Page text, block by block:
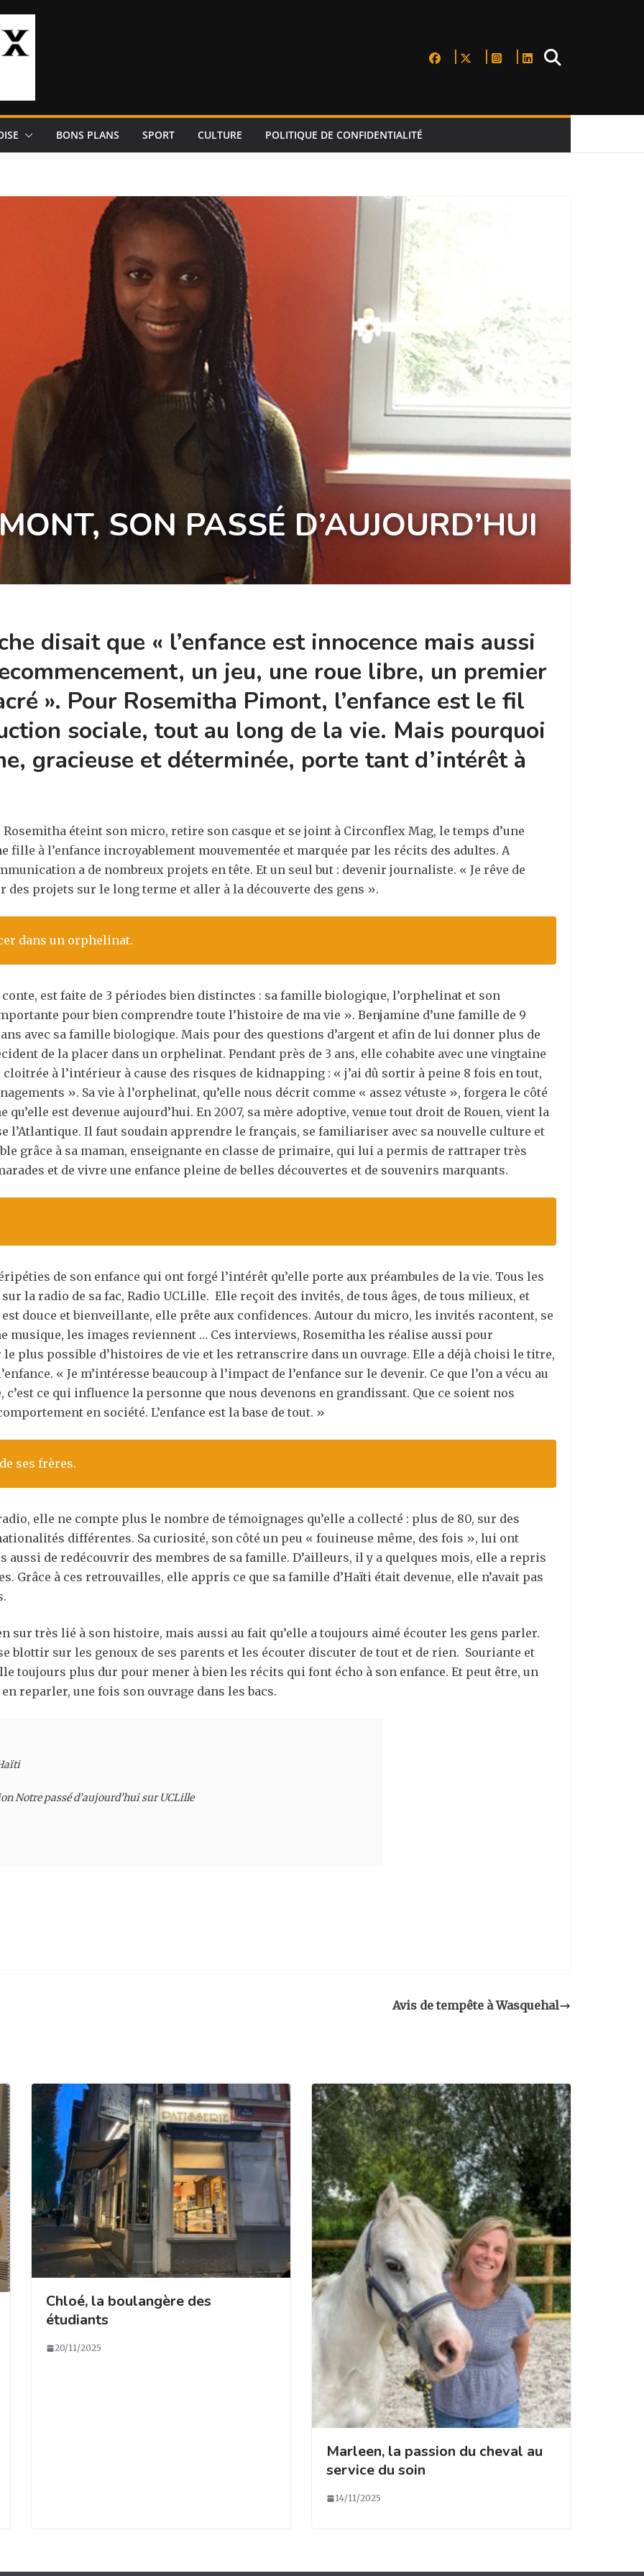
BONS PLANS SPORT CULTURE POLITIQUE DE CONFIDENTIALITÉ
SON PASSÉ D’AUJOURD’HUI
disait que « l’enfance est innocence mais aussi
un jeu, une roue libre, un premier
». Pour Rosemitha Pimont, l’enfance est le fil
sociale, tout au long de la vie. Mais pourquoi
gracieuse et déterminée, porte tant d’intérêt à
Rosemitha éteint son micro, retire son casque et se joint à Circonflex Mag, le temps d’une
fille à l’enfance incroyablement mouvementée et marquée par les récits des adultes. A
a de nombreux projets en tête. Et un seul but : devenir journaliste. « Je rêve de
projets sur le long terme et aller à la découverte des gens ».
dans un orphelinat.
conte, est faite de 3 périodes bien distinctes : sa famille biologique, l’orphelinat et son
pour bien comprendre toute l’histoire de ma vie ». Benjamine d’une famille de 9
avec sa famille biologique. Mais pour des questions d’argent et afin de lui donner plus de
de la placer dans un orphelinat. Pendant près de 3 ans, elle cohabite avec une vingtaine
à l’intérieur à cause des risques de kidnapping : « j’ai dû sortir à peine 8 fois en tout,
». Sa vie à l’orphelinat, qu’elle nous décrit comme « assez vétuste », forgera le côté
est devenue aujourd’hui. En 2007, sa mère adoptive, venue tout droit de Rouen, vient la
l’Atlantique. Il faut soudain apprendre le français, se familiariser avec sa nouvelle culture et
grâce à sa maman, enseignante en classe de primaire, qui lui a permis de rattraper très
et de vivre une enfance pleine de belles découvertes et de souvenirs marquants.
de son enfance qui ont forgé l’intérêt qu’elle porte aux préambules de la vie. Tous les
la radio de sa fac, Radio UCLille. Elle reçoit des invités, de tous âges, de tous milieux, et
est douce et bienveillante, elle prête aux confidences. Autour du micro, les invités racontent, se
musique, les images reviennent … Ces interviews, Rosemitha les réalise aussi pour
plus possible d’histoires de vie et les retranscrire dans un ouvrage. Elle a déjà choisi le titre,
« Je m’intéresse beaucoup à l’impact de l’enfance sur le devenir. Ce que l’on a vécu au
ce qui influence la personne que nous devenons en grandissant. Que ce soient nos
en société. L’enfance est la base de tout. »
ses frères.
elle ne compte plus le nombre de témoignages qu’elle a collecté : plus de 80, sur des
nationalités différentes. Sa curiosité, son côté un peu « fouineuse même, des fois », lui ont
de redécouvrir des membres de sa famille. D’ailleurs, il y a quelques mois, elle a repris
Grâce à ces retrouvailles, elle appris ce que sa famille d’Haïti était devenue, elle n’avait pas
sur très lié à son histoire, mais aussi au fait qu’elle a toujours aimé écouter les gens parler.
blottir sur les genoux de ses parents et les écouter discuter de tout et de rien. Souriante et
toujours plus dur pour mener à bien les récits qui font écho à son enfance. Et peut être, un
reparler, une fois son ouvrage dans les bacs.
Notre passé d’aujourd’hui sur UCLille
Avis de tempête à Wasquehal
Chloé, la boulangère des
étudiants
20/11/2025
Marleen, la passion du cheval au
service du soin
14/11/2025